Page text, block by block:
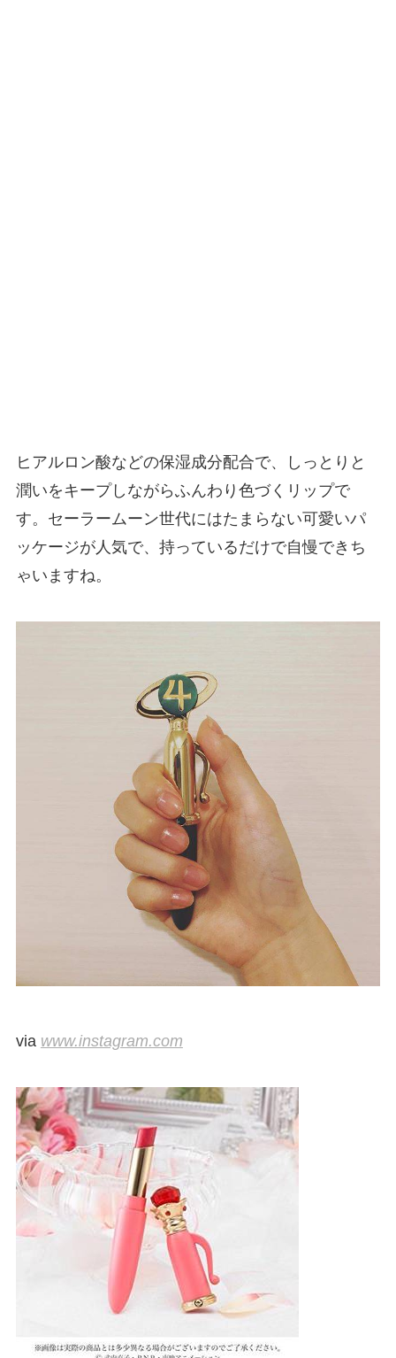
ヒアルロン酸などの保湿成分配合で、しっとりと
潤いをキープしながらふんわり色づくリップで
す。セーラームーン世代にはたまらない可愛いパ
ッケージが人気で、持っているだけで自慢できち
ゃいますね。
via www.instagram.com